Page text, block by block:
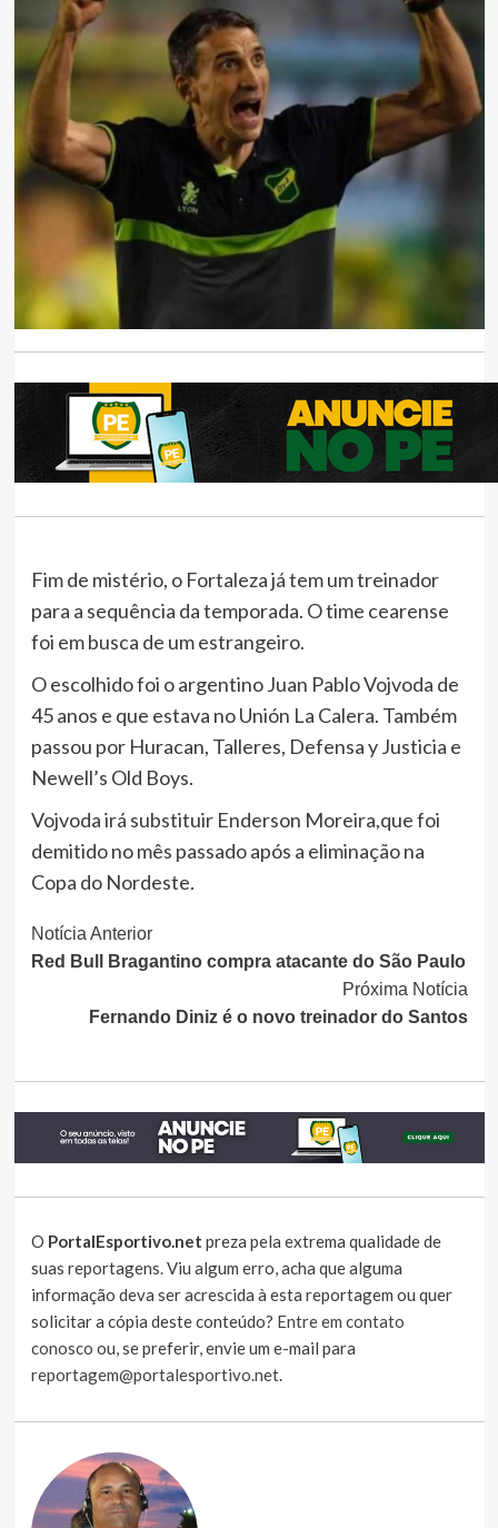
Fim de mistério, o Fortaleza já tem um treinador
para a sequência da temporada. O time cearense
foi em busca de um estrangeiro.
O escolhido foi o argentino Juan Pablo Vojvoda de
45 anos e que estava no Unión La Calera. Também
passou por Huracan, Talleres, Defensa y Justicia e
Newell’s Old Boys.
Vojvoda irá substituir Enderson Moreira,que foi
demitido no mês passado após a eliminação na
Copa do Nordeste.
Continue
Lendo
Notícia Anterior
Red Bull Bragantino compra atacante do São Paulo
Próxima Notícia
Fernando Diniz é o novo treinador do Santos
O PortalEsportivo.net preza pela extrema qualidade de
suas reportagens. Viu algum erro, acha que alguma
informação deva ser acrescida à esta reportagem ou quer
solicitar a cópia deste conteúdo? Entre em contato
conosco ou, se preferir, envie um e-mail para
reportagem@portalesportivo.net.